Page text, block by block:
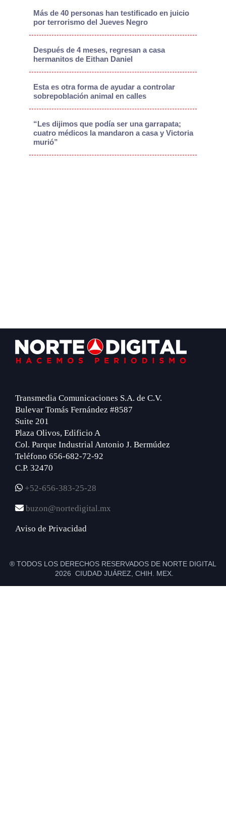
Más de 40 personas han testificado en juicio
por terrorismo del Jueves Negro
Después de 4 meses, regresan a casa
hermanitos de Eithan Daniel
Esta es otra forma de ayudar a controlar
sobrepoblación animal en calles
“Les dijimos que podía ser una garrapata;
cuatro médicos la mandaron a casa y Victoria
murió”
Footer
Transmedia Comunicaciones S.A. de C.V.
Bulevar Tomás Fernández #8587
Suite 201
Plaza Olivos, Edificio A
Col. Parque Industrial Antonio J. Bermúdez
Teléfono 656-682-72-92
C.P. 32470
+52-656-383-25-28
buzon@nortedigital.mx
Aviso de Privacidad
® TODOS LOS DERECHOS RESERVADOS DE NORTE DIGITAL
2026 CIUDAD JUÁREZ, CHIH. MEX.